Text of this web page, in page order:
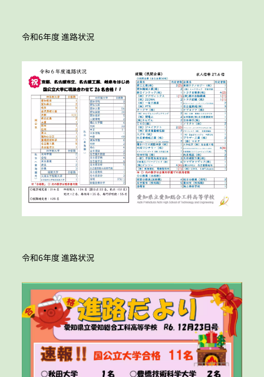
令和6年度 進路状況
令和6年度 進路状況